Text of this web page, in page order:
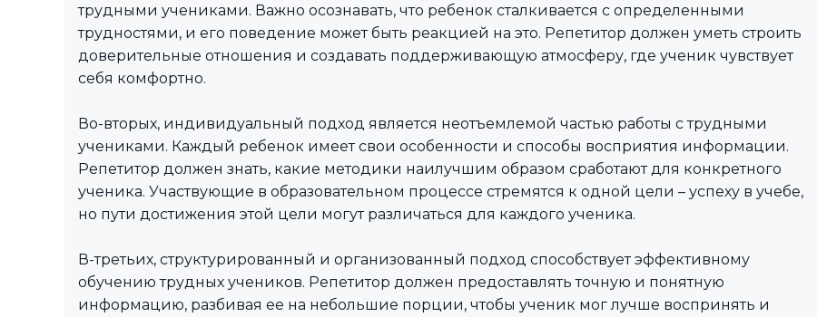
трудными учениками. Важно осознавать, что ребенок сталкивается с определенными
трудностями, и его поведение может быть реакцией на это. Репетитор должен уметь строить
доверительные отношения и создавать поддерживающую атмосферу, где ученик чувствует
себя комфортно.
Во-вторых, индивидуальный подход является неотъемлемой частью работы с трудными
учениками. Каждый ребенок имеет свои особенности и способы восприятия информации.
Репетитор должен знать, какие методики наилучшим образом сработают для конкретного
ученика. Участвующие в образовательном процессе стремятся к одной цели – успеху в учебе,
но пути достижения этой цели могут различаться для каждого ученика.
В-третьих, структурированный и организованный подход способствует эффективному
обучению трудных учеников. Репетитор должен предоставлять точную и понятную
информацию, разбивая ее на небольшие порции, чтобы ученик мог лучше воспринять и